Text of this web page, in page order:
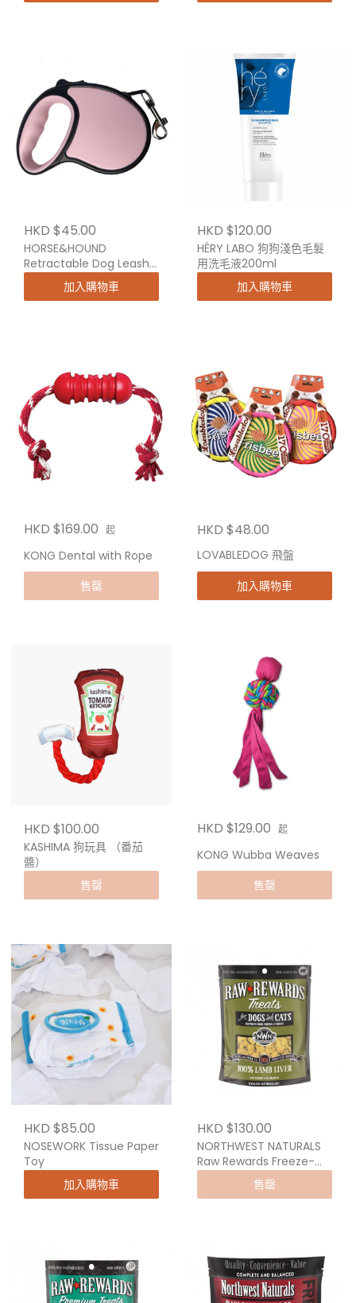
HKD $45.00
HORSE&HOUND
Retractable Dog Leash
3M
加入購物車
HKD $120.00
HÉRY LABO 狗狗淺色毛髮
用洗毛液200ml
加入購物車
HKD $169.00 起
KONG Dental with Rope
售罄
HKD $48.00
LOVABLEDOG 飛盤
加入購物車
HKD $100.00
KASHIMA 狗玩具 （番茄
醬）
售罄
HKD $129.00 起
KONG Wubba Weaves
售罄
HKD $85.00
NOSEWORK Tissue Paper
Toy
加入購物車
HKD $130.00
NORTHWEST NATURALS
Raw Rewards Freeze-
Dried Lamb Liver Dog &
Cat Treats售罄